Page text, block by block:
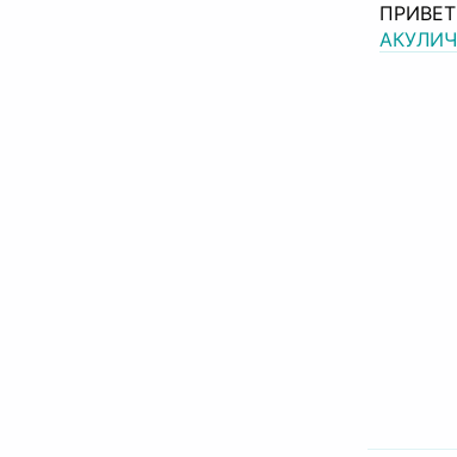
ПРИВЕТ
АКУЛИЧ